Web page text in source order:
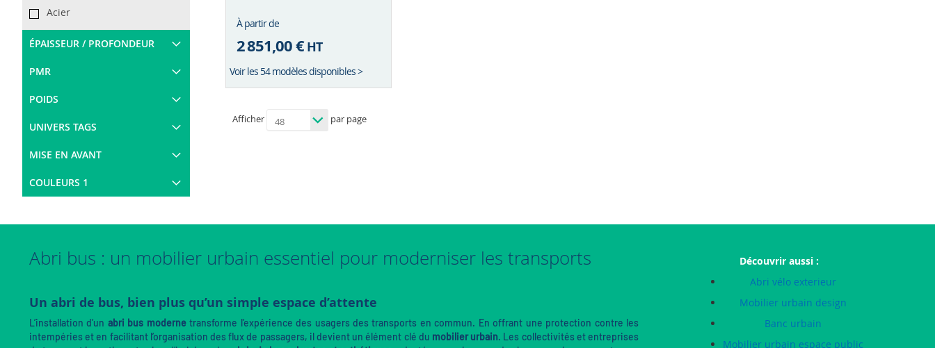
À partir de
2 851,00 €HT
Voir les 54 modèles disponibles >
Afficher par page
Acier
ÉPAISSEUR / PROFONDEUR
PMR
POIDS
UNIVERS TAGS
MISE EN AVANT
COULEURS 1
Abri bus : un mobilier urbain essentiel pour moderniser les transports
Un abri de bus, bien plus qu’un simple espace d’attente
L’installation d’un abri bus modernetransforme l’expérience des usagers des transports en commun. En offrant une protection contre les
intempéries et en facilitant l’organisation des flux de passagers, il devient un élément clé du mobilier urbain. Les collectivités et entreprises
Découvrir aussi :
Abri vélo exterieur
Mobilier urbain design
Banc urbain
Mobilier urbain espace public